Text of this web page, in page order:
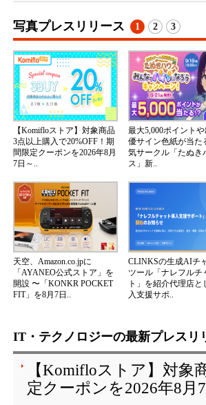
写真プレスリリース 1 2 3
【Komifloストア】対象商品
3点以上購入で20%OFF！期
間限定クーポンを2026年8月
7日～..
最大5,000ポイント
優サイン色紙が当た
気サークル「たぬき
ス」新..
天空、Amazon.co.jpに
「AYANEO公式ストア」を
開設 〜「KONKR POCKET
FIT」を8月7日..
CLINKSの生成AIチ
ツール「ナレフルチ
ト」を紹介代理店と
入支援サポ..
IT・テクノロジーの最新プレスリ
【Komifloストア】対象
定クーポンを2026年8月